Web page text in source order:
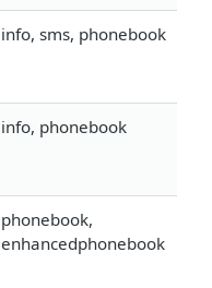
info, sms, phonebook
info, phonebook
phonebook,
enhancedphonebook